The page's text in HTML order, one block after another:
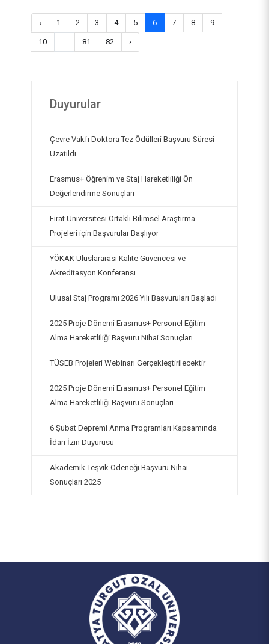
‹ 1 2 3 4 5 6 7 8 9
10 81 82 ›
Duyurular
Çevre Vakfı Doktora Tez Ödülleri Başvuru Süresi
Uzatıldı
Erasmus+ Öğrenim ve Staj Hareketliliği Ön
Değerlendirme Sonuçları
Fırat Üniversitesi Ortaklı Bilimsel Araştırma
Projeleri için Başvurular Başlıyor
YÖKAK Uluslararası Kalite Güvencesi ve
Akreditasyon Konferansı
Ulusal Staj Programı 2026 Yılı Başvuruları Başladı
2025 Proje Dönemi Erasmus+ Personel Eğitim
Alma Hareketliliği Başvuru Nihai Sonuçları ...
TÜSEB Projeleri Webinarı Gerçekleştirilecektir
2025 Proje Dönemi Erasmus+ Personel Eğitim
Alma Hareketliliği Başvuru Sonuçları
6 Şubat Depremi Anma Programları Kapsamında
İdari İzin Duyurusu
Akademik Teşvik Ödeneği Başvuru Nihai
Sonuçları 2025